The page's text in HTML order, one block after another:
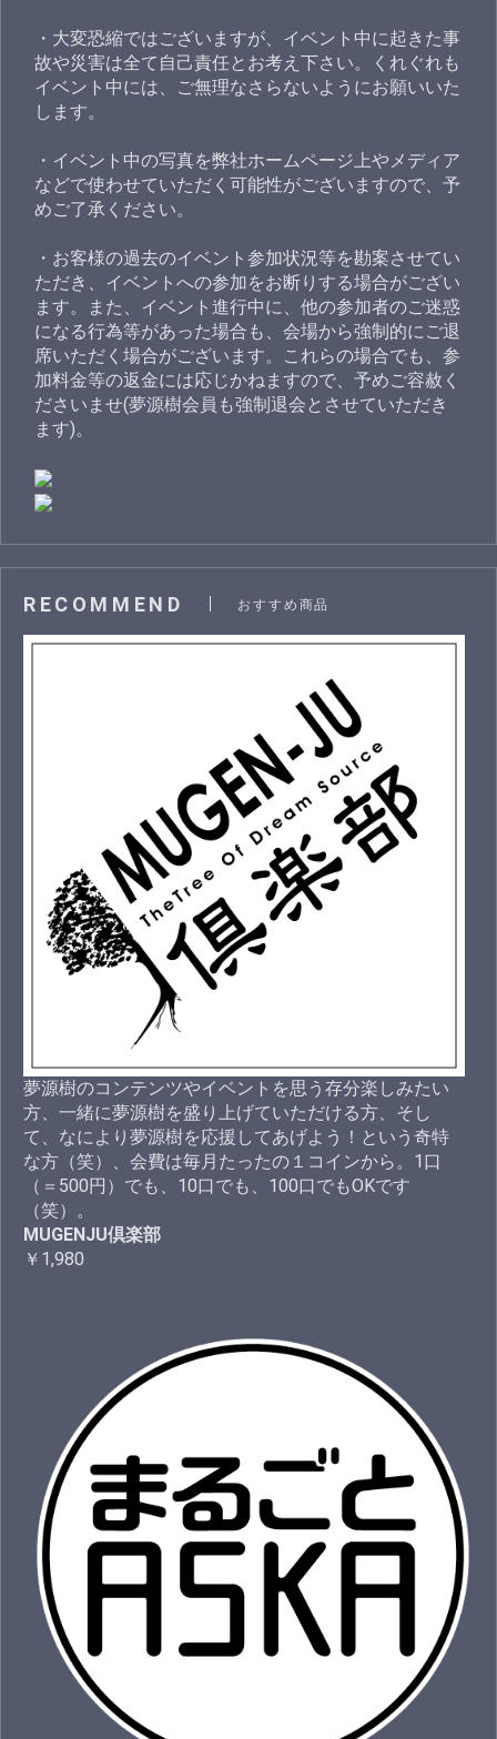
・大変恐縮ではございますが、イベント中に起きた事
故や災害は全て自己責任とお考え下さい。くれぐれも
イベント中には、ご無理なさらないようにお願いいた
します。
・イベント中の写真を弊社ホームページ上やメディア
などで使わせていただく可能性がございますので、予
めご了承ください。
・お客様の過去のイベント参加状況等を勘案させてい
ただき、イベントへの参加をお断りする場合がござい
ます。また、イベント進行中に、他の参加者のご迷惑
になる行為等があった場合も、会場から強制的にご退
席いただく場合がございます。これらの場合でも、参
加料金等の返金には応じかねますので、予めご容赦く
ださいませ(夢源樹会員も強制退会とさせていただき
ます)。
RECOMMEND おすすめ商品
夢源樹のコンテンツやイベントを思う存分楽しみたい
方、一緒に夢源樹を盛り上げていただける方、そし
て、なにより夢源樹を応援してあげよう！という奇特
な方（笑）、会費は毎月たったの１コインから。1口
（＝500円）でも、10口でも、100口でもOKです
（笑）。
MUGENJU倶楽部
￥1,980